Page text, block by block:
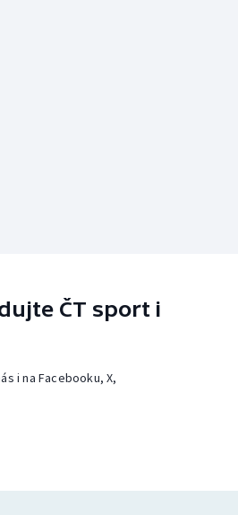
ČT sport i
i na Facebooku, X,